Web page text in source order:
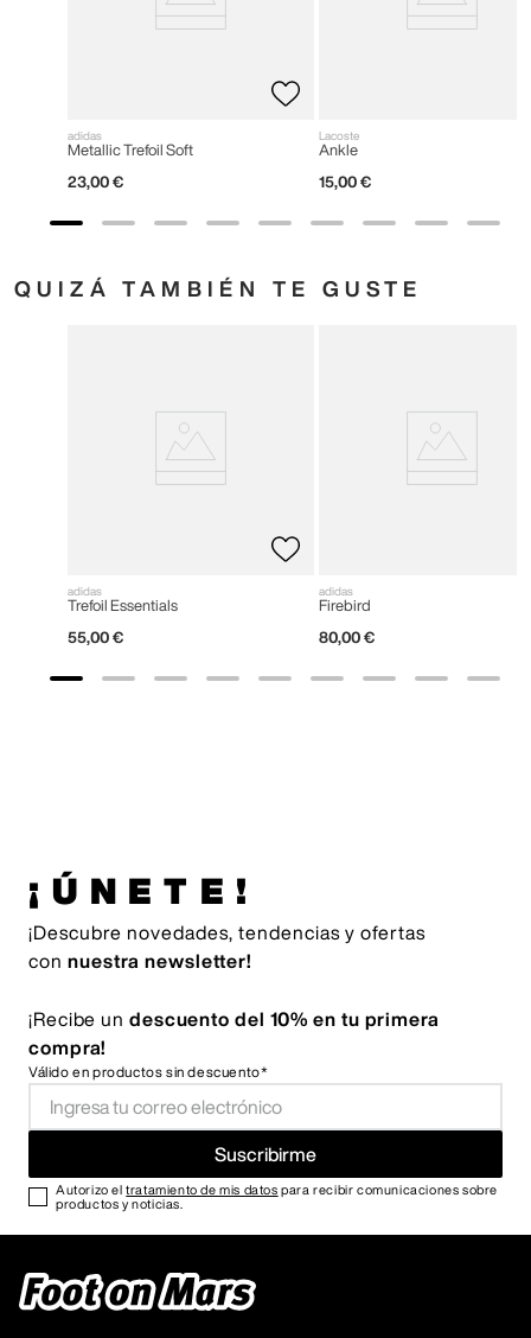
adidas
Metallic Trefoil Soft
23,00 €
Lacoste
Ankle
15,00 €
QUIZÁ TAMBIÉN TE GUSTE
adidas
Trefoil Essentials
55,00 €
adidas
Firebird
80,00 €
¡ÚNETE!
¡Descubre novedades, tendencias y ofertas
con nuestra newsletter!
¡Recibe un descuento del 10% en tu primera
compra!
Válido en productos sin descuento*
Suscribirme
Autorizo eltratamiento de mis datos para recibir comunicaciones sobre
productos y noticias.